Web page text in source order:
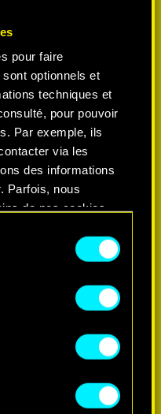
pour faire
optionnels et
techniques et
pour pouvoir
Par exemple, ils
via les
des informations
Parfois, nous
de nos cookies
qu'avec votre
les détails sur notre
ci-